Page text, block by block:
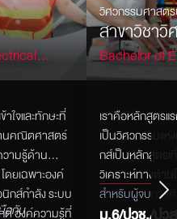
าใจและทักษะที่
นคณิตศาสตร์
วามรู้ด้าน
โดยเฉพาะองค์
กส์กำลังระบบ
ต์องค์ความรู้ที่
อกับ
วิศวกรรมศาส
สาขาวิชา
Bachelor of
Engineering)
เราคือหลักสูตรแ
เป็นวิศวกรรมแห่
กส์เป็นหลักสูตร
วิเคราะห์ทางด้า
คิดวิเคราะห์อย่า
เรียนรู้และการฝึ
สำหรับผู้จบการ